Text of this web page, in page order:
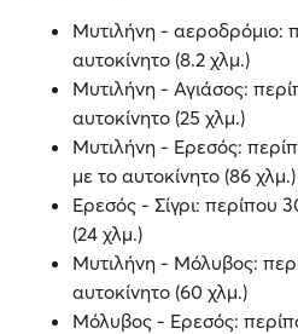
Μυτιλήνη - αεροδρόμιο:
αυτοκίνητο (8.2 χλμ.)
Μυτιλήνη - Αγιάσος:
αυτοκίνητο (25 χλμ.)
Μυτιλήνη - Ερεσός:
με το αυτοκίνητο (86 χλμ.)
Ερεσός - Σίγρι: περίπου
(24 χλμ.)
Μυτιλήνη - Μόλυβος:
αυτοκίνητο (60 χλμ.)
Μόλυβος - Ερεσός: